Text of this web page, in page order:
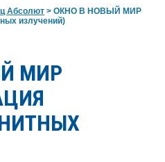
Абсолют >ОКНО В НОВЫЙ МИР
излучений)
МИР